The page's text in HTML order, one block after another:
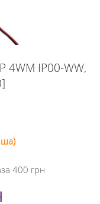
4WM IP00-WW,
400 грн